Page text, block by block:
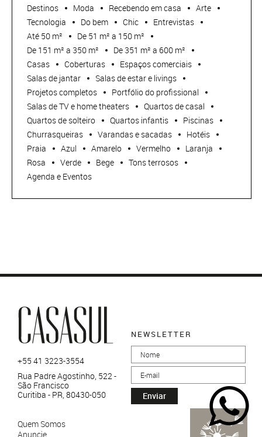
Destinos
Moda Recebendo em casa
Arte
Tecnologia
Do bem Chic
Entrevistas
Até 50 m²
De 51 m² a 150 m²
De 151 m² a 350 m²
De 351 m² a 600 m²
Casas
Coberturas
Espaços comerciais
Salas de jantar
Salas de estar e livings
Projetos completos
Portfólio do profissional
Salas de TV e home theaters
Quartos de casal
Quartos de solteiro
Quartos infantis
Piscinas
Churrasqueiras
Varandas e sacadas
Hotéis
Praia
Azul Amarelo Vermelho
Laranja
Rosa
Verde Bege
Tons terrosos
Agenda e Eventos
+55 41 3223-3554
Rua Padre Agostinho, 522 -
São Francisco
Curitiba - PR, 80430-050
Quem Somos
Anuncie
NEWSLETTER
Enviar